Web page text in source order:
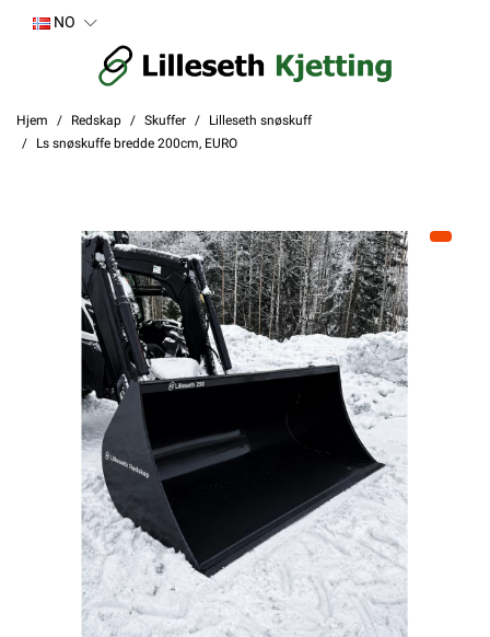
NO
Hjem Redskap Skuffer
Lilleseth snøskuff
Ls snøskuffe bredde 200cm, EURO